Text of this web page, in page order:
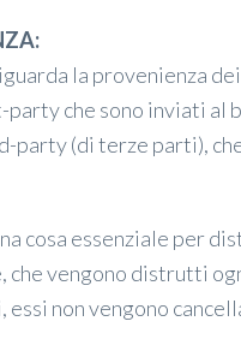
la provenienza
party che sono inviati al
party (di terze parti),
cosa essenziale per
che vengono distrutti
non vengono